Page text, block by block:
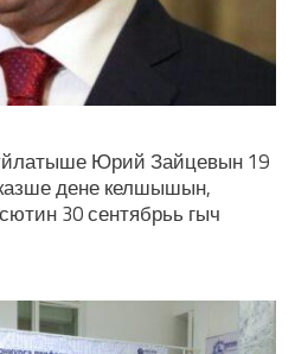
Юрий Зайцевын 19
дене келшышын,
30 сентябрьь гыч